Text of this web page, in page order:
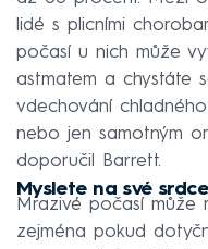
lidé s plicními
počasí u nich může
astmatem a chystáte
vdechování
nebo jen samotným
doporučil Barrett.
Myslete na své srdce
Mrazivé počasí může
zejména pokud